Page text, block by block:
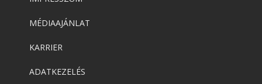
MÉDIAAJÁNLAT
KARRIER
ADATKEZELÉS